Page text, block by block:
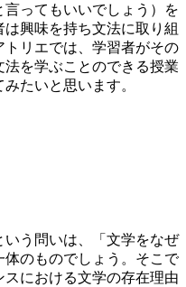
ってもいいでしょう）を
興味を持ち文法に取り組
リエでは、学習者がその
を学ぶことのできる授業
たいと思います。
いう問いは、「文学をなぜ
のものでしょう。そこで
における文学の存在理由